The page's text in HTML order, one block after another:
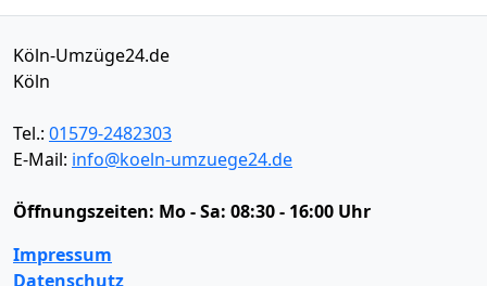
Köln-Umzüge24.de
Köln
Tel.: 01579-2482303
E-Mail: info@koeln-umzuege24.de
Öffnungszeiten: Mo - Sa: 08:30 - 16:00 Uhr
Impressum
Datenschutz